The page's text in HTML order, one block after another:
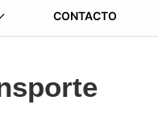
CONTACTO